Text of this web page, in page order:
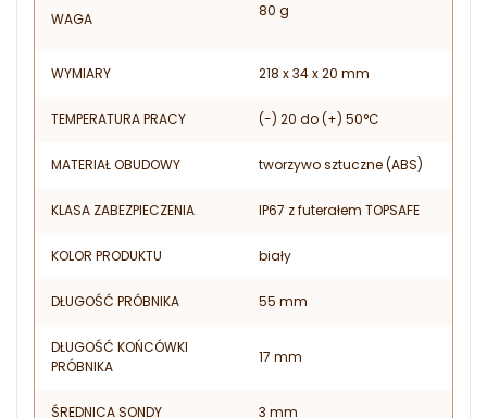
WAGA 80 g
WYMIARY 218 x 34 x 20 mm
TEMPERATURA PRACY (-) 20 do (+) 50°C
MATERIAŁ OBUDOWY tworzywo sztuczne (ABS)
KLASA ZABEZPIECZENIA IP67 z futerałem TOPSAFE
KOLOR PRODUKTU biały
DŁUGOŚĆ PRÓBNIKA 55 mm
DŁUGOŚĆ KOŃCÓWKI
PRÓBNIKA
17 mm
ŚREDNICA SONDY 3 mm